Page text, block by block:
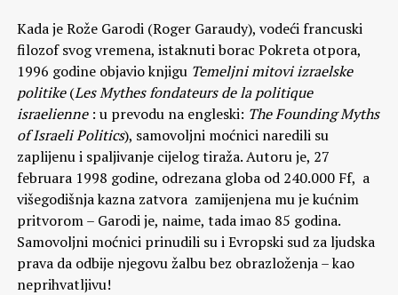
Kada je Rože Garodi (Roger Garaudy), vodeći francuski
filozof svog vremena, istaknuti borac Pokreta otpora,
1996 godine objavio knjigu Temeljni mitovi izraelske
politike(Les Mythes fondateurs de la politique
israelienne: u prevodu na engleski: The Founding Myths
of Israeli Politics), samovoljni moćnici naredili su
zaplijenu i spaljivanje cijelog tiraža. Autoru je, 27
februara 1998 godine, odrezana globa od 240.000 Ff, a
višegodišnja kazna zatvora zamijenjena mu je kućnim
pritvorom – Garodi je, naime, tada imao 85 godina.
Samovoljni moćnici prinudili su i Evropski sud za ljudska
prava da odbije njegovu žalbu bez obrazloženja – kao
neprihvatljivu!